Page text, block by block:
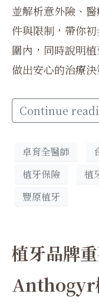
並解析意外險、
件與限制，帶你
圍內，同時說明
做出安心的治療決
Continue
卓育全醫師
植牙保險
植
豐原植牙
植牙品牌
Anthogyr